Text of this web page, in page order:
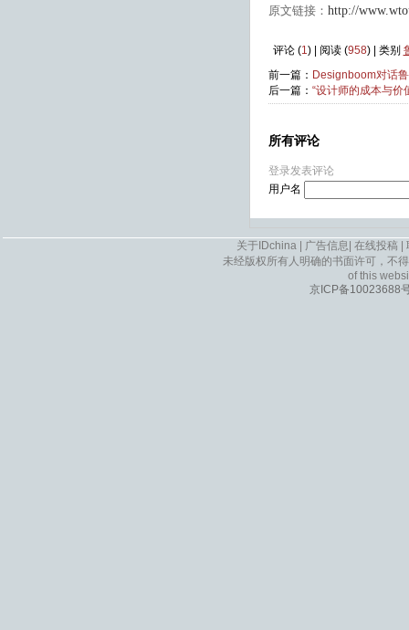
原文链接： http://
评论 (1) | 阅读 (958) | 类别
前一篇： Designboom对话
后一篇： “设计师的成本与价
所有评论
登录发表评论
用户名
关于IDchina 广告信息 在线投稿
未经版权所有人明确的书面许可，不
of this
京ICP备10023688